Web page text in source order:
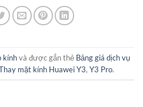
kínhvà được gắn thẻ Bảng giá dịch vụ
mặt kính Huawei Y3, Y3 Pro.